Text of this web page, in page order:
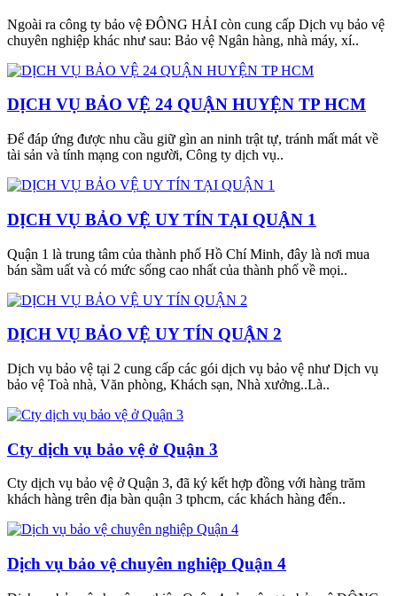
Ngoài ra công ty bảo vệ ĐÔNG HẢI còn cung cấp Dịch vụ bảo vệ
chuyên nghiệp khác như sau: Bảo vệ Ngân hàng, nhà máy, xí..
DỊCH VỤ BẢO VỆ 24 QUẬN HUYỆN TP HCM
Để đáp ứng được nhu cầu giữ gìn an ninh trật tự, tránh mất mát về
tài sản và tính mạng con người, Công ty dịch vụ..
DỊCH VỤ BẢO VỆ UY TÍN TẠI QUẬN 1
Quận 1 là trung tâm của thành phố Hồ Chí Minh, đây là nơi mua
bán sầm uất và có mức sống cao nhất của thành phố về mọi..
DỊCH VỤ BẢO VỆ UY TÍN QUẬN 2
Dịch vụ bảo vệ tại 2 cung cấp các gói dịch vụ bảo vệ như Dịch vụ
bảo vệ Toà nhà, Văn phòng, Khách sạn, Nhà xưởng..Là..
Cty dịch vụ bảo vệ ở Quận 3
Cty dịch vụ bảo vệ ở Quận 3, đã ký kết hợp đồng với hàng trăm
khách hàng trên địa bàn quận 3 tphcm, các khách hàng đến..
Dịch vụ bảo vệ chuyên nghiệp Quận 4